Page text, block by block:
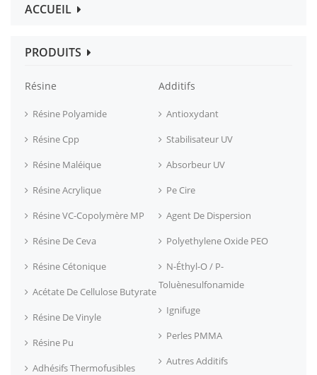
ACCUEIL
PRODUITS
Résine
Résine Polyamide
Résine Cpp
Résine Maléique
Résine Acrylique
Résine VC-Copolymère MP
Résine De Ceva
Résine Cétonique
Acétate De Cellulose Butyrate
Résine De Vinyle
Résine Pu
Adhésifs Thermofusibles
Additifs
Antioxydant
Stabilisateur UV
Absorbeur UV
Pe Cire
Agent De Dispersion
Polyethylene Oxide PEO
N-Éthyl-O / P-
Toluènesulfonamide
Ignifuge
Perles PMMA
Autres Additifs